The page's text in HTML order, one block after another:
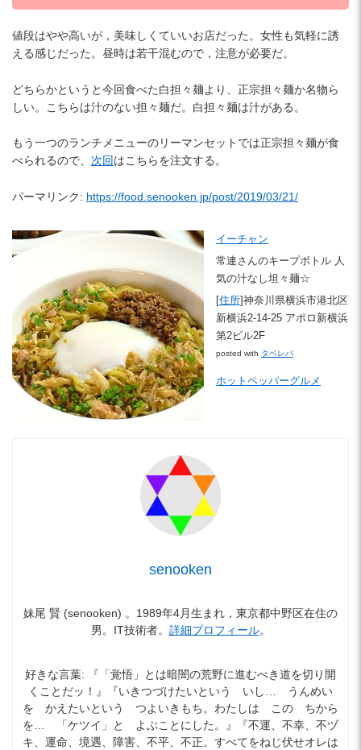
値段はやや高いが，美味しくていいお店だった。女性も気軽に誘
える感じだった。昼時は若干混むので，注意が必要だ。
どちらかというと今回食べた白担々麺より、正宗担々麺か名物ら
しい。こちらは汁のない担々麺だ。白担々麺は汁がある。
もう一つのランチメニューのリーマンセットでは正宗担々麺が食
べられるので、 次回はこちらを注文する。
パーマリンク: https://food.senooken.jp/post/2019/03/21/
イーチャン
常連さんのキープボトル 人
気の汁なし坦々麺☆
[住所]神奈川県横浜市港北区
新横浜2-14-25 アポロ新横浜
第2ビル2F
posted with タベレバ
ホットペッパーグルメ
senooken
妹尾 賢 (senooken) 。1989年4月生まれ，東京都中野区在住の
男。IT技術者。 詳細プロフィール。
好きな言葉: 『「覚悟」とは暗闇の荒野に進むべき道を切り開
くことだッ！』『いきつづけたいという いし… うんめい
を かえたいという つよいきもち。わたしは この ちから
を… 「ケツイ」と よぶことにした。』『不運、不幸、不ヅ
キ、運命、境遇、障害、不平、不正。すべてをねじ伏せオレは